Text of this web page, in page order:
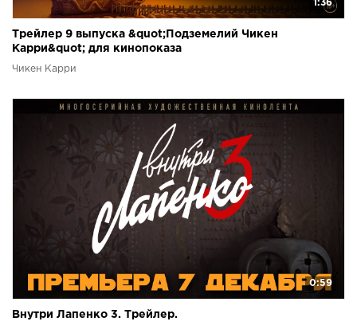
1:36
Трейлер 9 выпуска &quot;Подземелий Чикен
Карри&quot; для кинопоказа
Чикен Карри
0:59
Внутри Лапенко 3. Трейлер.